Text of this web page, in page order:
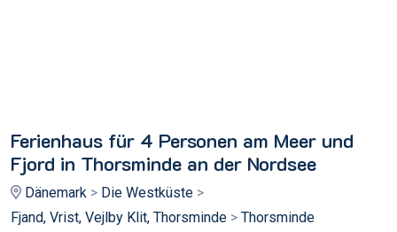
Ferienhaus für 4 Personen am Meer und
Fjord in Thorsminde an der Nordsee
Dänemark > Die Westküste >
Fjand, Vrist, Vejlby Klit, Thorsminde > Thorsminde